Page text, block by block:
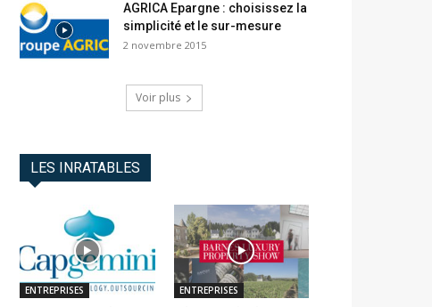
AGRICA Epargne : choisissez la
simplicité et le sur-mesure
2 novembre 2015
Voir plus
LES INRATABLES
ENTREPRISES ENTREPRISES